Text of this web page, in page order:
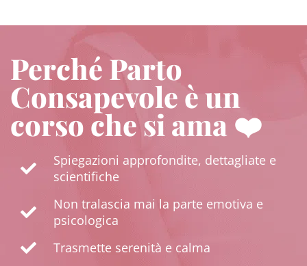
Perché Parto
Consapevole è un
corso che si ama ❤️
Spiegazioni approfondite, dettagliate e
scientifiche
Non tralascia mai la parte emotiva e
psicologica
Trasmette serenità e calma